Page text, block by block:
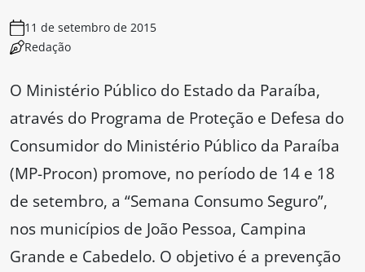
11 de setembro de 2015
Redação
O Ministério Público do Estado da Paraíba,
através do Programa de Proteção e Defesa do
Consumidor do Ministério Público da Paraíba
(MP-Procon) promove, no período de 14 e 18
de setembro, a “Semana Consumo Seguro”,
nos municípios de João Pessoa, Campina
Grande e Cabedelo. O objetivo é a prevenção